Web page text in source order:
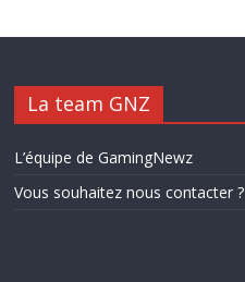
La team GNZ
L’équipe de GamingNewz
Vous souhaitez nous contacter ?